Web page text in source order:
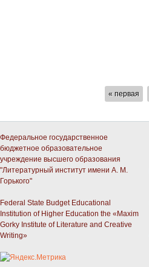
« первая
Федеральное государственное
бюджетное образовательное
учреждение высшего образования
"Литературный институт имени А. М.
Горького"
Federal State Budget Educational
Institution of Higher Education the «Maxim
Gorky Institute of Literature and Creative
Writing»